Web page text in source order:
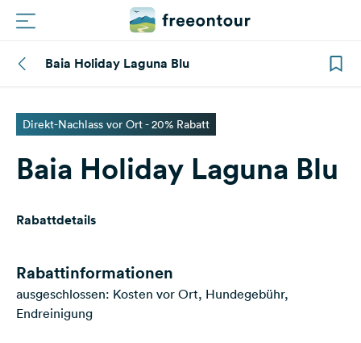
Plätze
Magazin
Einloggen
Baia Holiday Laguna Blu
Direkt-Nachlass vor Ort - 20% Rabatt
Baia Holiday Laguna Blu
Rabattdetails
Rabattinformationen
ausgeschlossen: Kosten vor Ort, Hundegebühr,
Endreinigung